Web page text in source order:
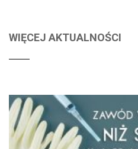
WIĘCEJ AKTUALNOŚCI